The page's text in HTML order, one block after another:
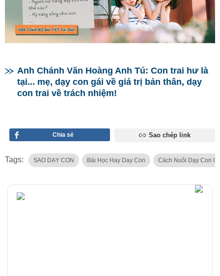
Anh Chánh Văn Hoàng Anh Tú: Con trai hư là
tại... mẹ, dạy con gái về giá trị bản thân, dạy
con trai về trách nhiệm!
Chia sẻ Sao chép link
Tags: SAO DẠY CON Bài Học Hay Day Con Cách Nuôi Dạy Con